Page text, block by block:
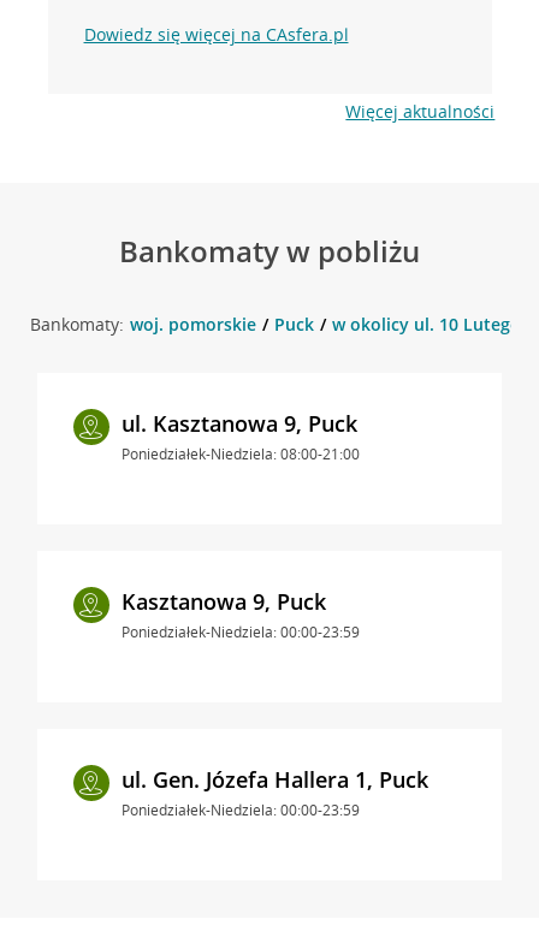
Dowiedz się więcej na CAsfera.pl
Więcej aktualności
Bankomaty w pobliżu
Bankomaty: woj. pomorskie Puck w okolicy ul. 10 Lutego
ul. Kasztanowa 9, Puck
Poniedziałek-Niedziela: 08:00-21:00
Kasztanowa 9, Puck
Poniedziałek-Niedziela: 00:00-23:59
ul. Gen. Józefa Hallera 1, Puck
Poniedziałek-Niedziela: 00:00-23:59